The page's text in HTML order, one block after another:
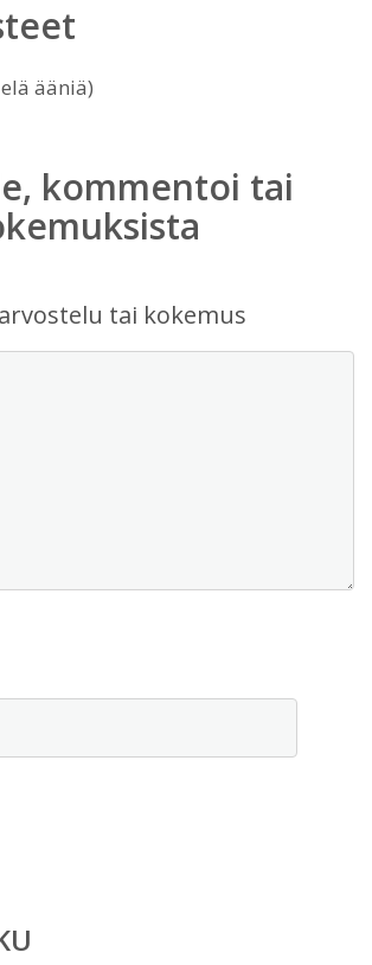
ääniä)
kommentoi tai
tai kokemus